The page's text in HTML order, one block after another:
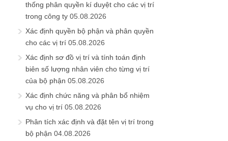
thống phân quyền kí duyệt cho các vị trí
trong công ty 05.08.2026
Xác định quyền bộ phận và phân quyền
cho các vị trí 05.08.2026
Xác định sơ đồ vị trí và tính toán định
biên số lượng nhân viên cho từng vị trí
của bộ phận 05.08.2026
Xác định chức năng và phân bổ nhiệm
vụ cho vị trí 05.08.2026
Phân tích xác định và đặt tên vị trí trong
bộ phận 04.08.2026